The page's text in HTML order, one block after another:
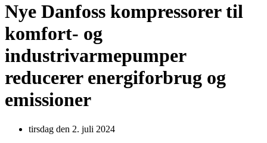
Nye Danfoss kompressorer til
komfort- og
industrivarmepumper
reducerer energiforbrug og
emissioner
tirsdag den 2. juli 2024